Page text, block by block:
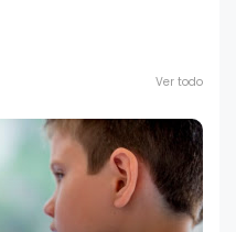
Ver todo